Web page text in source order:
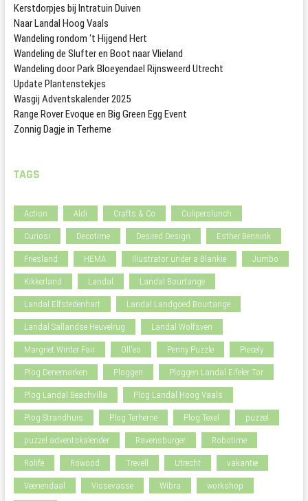
Kerstdorpjes bij Intratuin Duiven
Naar Landal Hoog Vaals
Wandeling rondom ‘t Hijgend Hert
Wandeling de Slufter en Boot naar Vlieland
Wandeling door Park Bloeyendael Rijnsweerd Utrecht
Update Plantenstekjes
Wasgij Adventskalender 2025
Range Rover Evoque en Big Green Egg Event
Zonnig Dagje in Terherne
TAGS
Action Aldi Crafts & Co Culiperslunch
Curiosi Decotime Desired Design Esther Bennink
Friesland HEMA Illustrator under a Blankie Jumbo
Kikkerland Landal Landal Bourtange
Landal Elfstedenhart Landal Landgoed Bourtange
Landal Sallandse Heuvelrug Landal Wolfsven
Margriet Winter Fair Oll'eo Penny Puzzle Piecely
Plog Denemarken Ploggen Ploggen Landal Eifeler Tor
Plog Landal Beachvilla Plog Landal Hoog Vaals
Plog Strandhuis Plog Terherne Plog Texel puzzel
puzzel adventskalender Ravensburger Robotime
Rolife Rowood Trevell Utrecht vakantie
Veenendaal Vissevasse Wibra workshop